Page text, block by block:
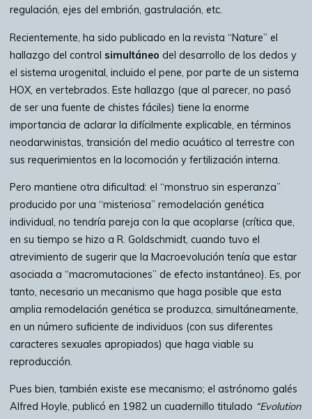
regulación, ejes del embrión, gastrulación, etc.
Recientemente, ha sido publicado en la revista “Nature” el
hallazgo del control simultáneodel desarrollo de los dedos y
el sistema urogenital, incluido el pene, por parte de un sistema
HOX, en vertebrados. Este hallazgo (que al parecer, no pasó
de ser una fuente de chistes fáciles) tiene la enorme
importancia de aclarar la difícilmente explicable, en términos
neodarwinistas, transición del medio acuático al terrestre con
sus requerimientos en la locomoción y fertilización interna.
Pero mantiene otra dificultad: el “monstruo sin esperanza”
producido por una “misteriosa” remodelación genética
individual, no tendría pareja con la que acoplarse (crítica que,
en su tiempo se hizo a R. Goldschmidt, cuando tuvo el
atrevimiento de sugerir que la Macroevolución tenía que estar
asociada a “macromutaciones” de efecto instantáneo). Es, por
tanto, necesario un mecanismo que haga posible que esta
amplia remodelación genética se produzca, simultáneamente,
en un número suficiente de individuos (con sus diferentes
caracteres sexuales apropiados) que haga viable su
reproducción.
Pues bien, también existe ese mecanismo; el astrónomo galés
Alfred Hoyle, publicó en 1982 un cuadernillo titulado “Evolution